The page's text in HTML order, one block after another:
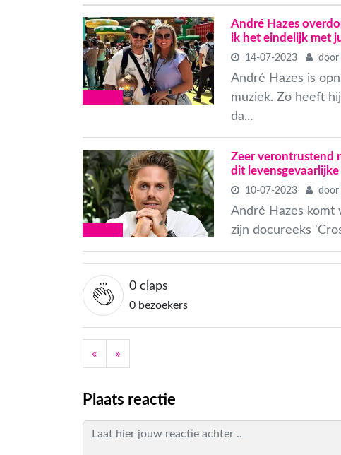
André Hazes
ik het eindelijk met
14-07-2023 door
André Hazes is
muziek. Zo heeft
da...
Zeer verontrustend
dit
10-07-2023 door
André Hazes komt
zijn docureeks
0 claps
0 bezoekers
« »
Plaats reactie